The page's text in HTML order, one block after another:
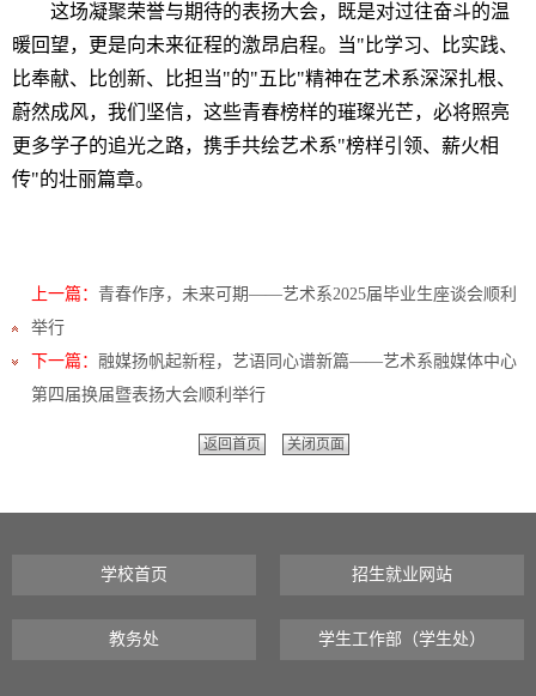
这场凝聚荣誉与期待的表扬大会，既是对过往奋斗的温
暖回望，更是向未来征程的激昂启程。当"比学习、比实践、
比奉献、比创新、比担当"的"五比"精神在艺术系深深扎根、
蔚然成风，我们坚信，这些青春榜样的璀璨光芒，必将照亮
更多学子的追光之路，携手共绘艺术系"榜样引领、薪火相
传"的壮丽篇章。
上一篇： 青春作序，未来可期——艺术系2025届毕业生座谈会顺利
举行
下一篇： 融媒扬帆起新程，艺语同心谱新篇——艺术系融媒体中心
第四届换届暨表扬大会顺利举行
返回首页 关闭页面
学校首页 招生就业网站
教务处 学生工作部（学生处）